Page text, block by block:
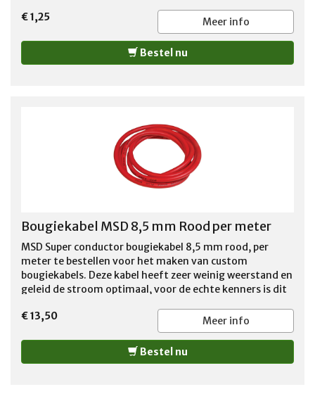
€ 1,25 Meer info
Bestel nu
Bougiekabel MSD 8,5 mm Rood per meter
MSD Super conductor bougiekabel 8,5 mm rood, per
meter te bestellen voor het maken van custom
bougiekabels. Deze kabel heeft zeer weinig weerstand en
geleid de stroom optimaal, voor de echte kenners is dit
de motor. Per meter te bestellen voor 13,00 euro incl
btw per meter. LET OP: door u bestelde op maat
afgeknipte kabel kan niet retour worden gezonden !!
€ 13,50 Meer info
Bestel nu